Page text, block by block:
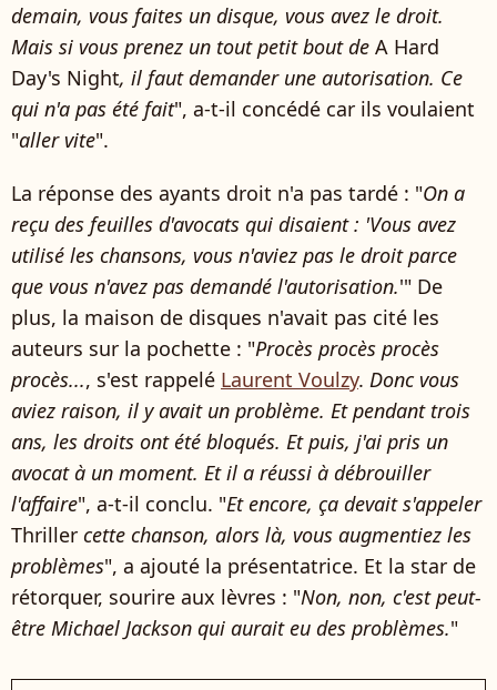
demain, vous faites un disque, vous avez le droit.
Mais si vous prenez un tout petit bout de A Hard
Day's Night, il faut demander une autorisation. Ce
qui n'a pas été fait", a-t-il concédé car ils voulaient
"aller vite".
La réponse des ayants droit n'a pas tardé : "On a
reçu des feuilles d'avocats qui disaient : 'Vous avez
utilisé les chansons, vous n'aviez pas le droit parce
que vous n'avez pas demandé l'autorisation.'" De
plus, la maison de disques n'avait pas cité les
auteurs sur la pochette : "Procès procès procès
procès..., s'est rappelé Laurent Voulzy. Donc vous
aviez raison, il y avait un problème. Et pendant trois
ans, les droits ont été bloqués. Et puis, j'ai pris un
avocat à un moment. Et il a réussi à débrouiller
l'affaire", a-t-il conclu. "Et encore, ça devait s'appeler
Thriller cette chanson, alors là, vous augmentiez les
problèmes", a ajouté la présentatrice. Et la star de
rétorquer, sourire aux lèvres : "Non, non, c'est peut-
être Michael Jackson qui aurait eu des problèmes."